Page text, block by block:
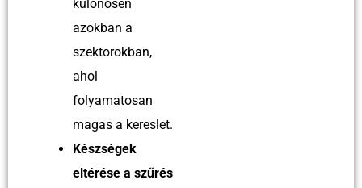
különösen
azokban a
szektorokban,
ahol
folyamatosan
magas a kereslet.
Készségek
eltérése a szűrés